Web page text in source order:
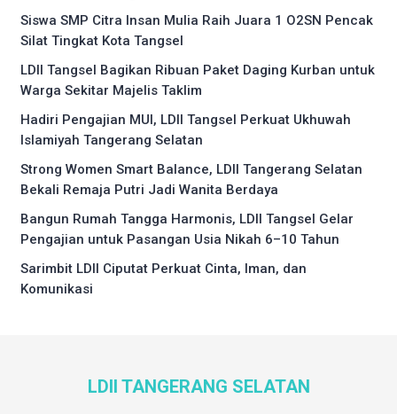
Siswa SMP Citra Insan Mulia Raih Juara 1 O2SN Pencak
Silat Tingkat Kota Tangsel
LDII Tangsel Bagikan Ribuan Paket Daging Kurban untuk
Warga Sekitar Majelis Taklim
Hadiri Pengajian MUI, LDII Tangsel Perkuat Ukhuwah
Islamiyah Tangerang Selatan
Strong Women Smart Balance, LDII Tangerang Selatan
Bekali Remaja Putri Jadi Wanita Berdaya
Bangun Rumah Tangga Harmonis, LDII Tangsel Gelar
Pengajian untuk Pasangan Usia Nikah 6–10 Tahun
Sarimbit LDII Ciputat Perkuat Cinta, Iman, dan
Komunikasi
LDII TANGERANG SELATAN